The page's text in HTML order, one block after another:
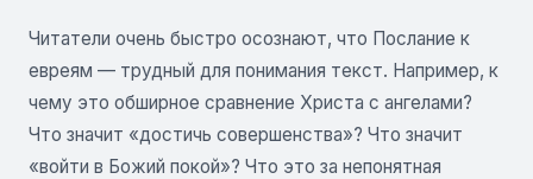
Читатели очень быстро осознают, что Послание к
евреям — трудный для понимания текст. Например, к
чему это обширное сравнение Христа с ангелами?
Что значит «достичь совершенства»? Что значит
«войти в Божий покой»? Что это за непонятная